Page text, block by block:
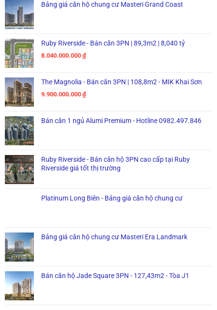
Bảng giá căn hộ chung cư Masteri Grand Coast
Ruby Riverside - Bán căn 3PN | 89,3m2 | 8,040 tỷ
8.040.000.000 ₫
The Magnolia - Bán căn 3PN | 108,8m2 - MIK Khai Sơn
9.900.000.000 ₫
Bán căn 1 ngủ Alumi Premium - Hotline 0982.497.846
Ruby Riverside - Bán căn hộ 3PN cao cấp tại Ruby
Riverside giá tốt thị trường
Platinum Long Biên - Bảng giá căn hộ chung cư
Bảng giá căn hộ chung cư Masteri Era Landmark
Bán căn hộ Jade Square 3PN - 127,43m2 - Tòa J1